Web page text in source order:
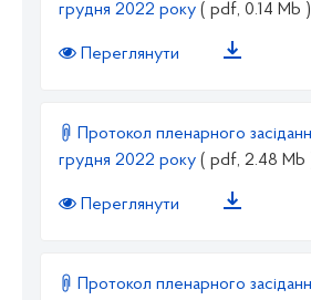
грудня 2022 року ( pdf, 0.14 Mb )
Переглянути
Протокол пленарного
грудня 2022 року ( pdf, 2.48 Mb
Переглянути
Протокол пленарного